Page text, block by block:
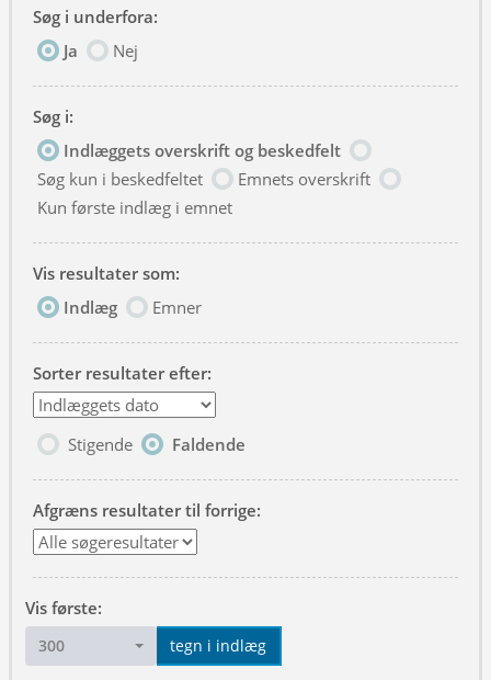
Søg i underfora:
Ja
Nej
Søg i:
Indlæggets overskrift og beskedfelt
Søg kun i beskedfeltet
Emnets overskrift
Kun første indlæg i emnet
Vis resultater som:
Indlæg
Emner
Sorter resultater efter:
Stigende Faldende
Afgræns resultater til forrige:
Vis første:
300 tegn i indlæg